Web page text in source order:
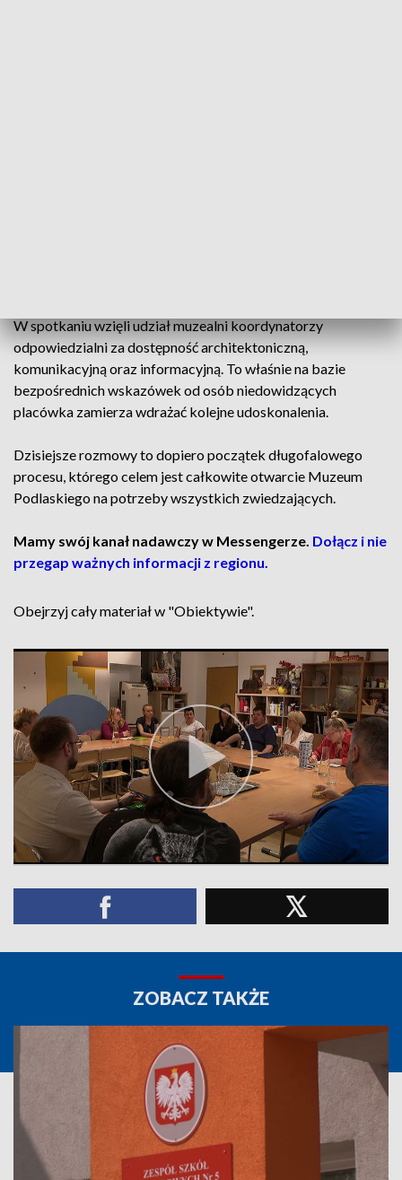
W spotkaniu wzięli udział muzealni koordynatorzy
odpowiedzialni za dostępność architektoniczną,
komunikacyjną oraz informacyjną. To właśnie na bazie
bezpośrednich wskazówek od osób niedowidzących
placówka zamierza wdrażać kolejne udoskonalenia.
Dzisiejsze rozmowy to dopiero początek długofalowego
procesu, którego celem jest całkowite otwarcie Muzeum
Podlaskiego na potrzeby wszystkich zwiedzających.
Mamy swój kanał nadawczy w Messengerze. Dołącz i nie
przegap ważnych informacji z regionu.
Obejrzyj cały materiał w "Obiektywie".
ZOBACZ TAKŻE